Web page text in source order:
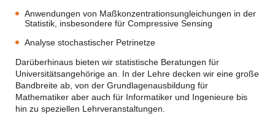
Anwendungen von Maßkonzentrationsungleichungen in der
Statistik, insbesondere für Compressive Sensing
Analyse stochastischer Petrinetze
Darüberhinaus bieten wir statistische Beratungen für
Universitätsangehörige an. In der Lehre decken wir eine große
Bandbreite ab, von der Grundlagenausbildung für
Mathematiker aber auch für Informatiker und Ingenieure bis
hin zu speziellen Lehrveranstaltungen.